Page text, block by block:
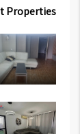
Properties